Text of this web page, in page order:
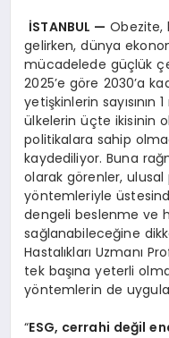
İSTANBUL — Obezite,
gelirken, dünya
mücadelede güçlük
2025’e göre 2030’a
yetişkinlerin sayısının
ülkelerin üçte ikisinin
politikalara sahip
kaydediliyor. Buna
olarak görenler,
yöntemleriyle
dengeli beslenme ve
sağlanabileceğine
Hastalıkları Uzmanı
tek başına yeterli
yöntemlerin de
“ESG, cerrahi değil